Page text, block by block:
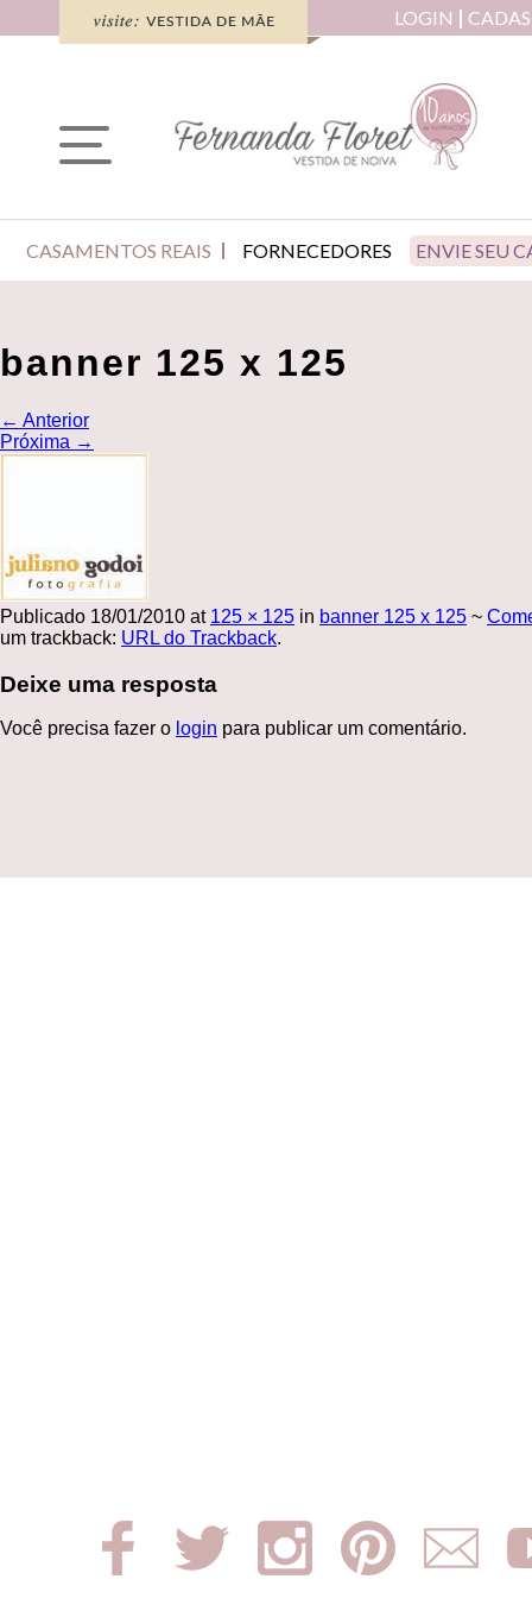
LOGIN
CASAMENTOS REAIS FORNECEDORES ENVIE SEU
banner 125 x 125
← Anterior
Próxima →
Publicado 18/01/2010 at 125 × 125 in banner 125 x 125 ~
um trackback: URL do Trackback.
Deixe uma resposta
Você precisa fazer o login para publicar um comentário.